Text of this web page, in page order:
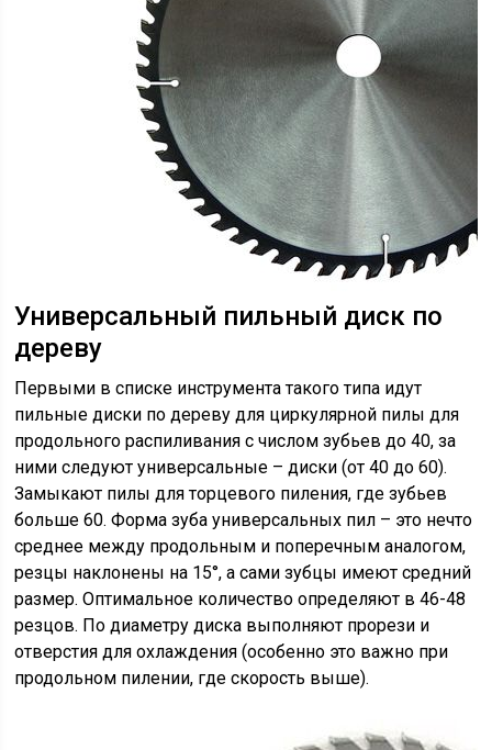
Универсальный пильный диск по
дереву
Первыми в списке инструмента такого типа идут
пильные диски по дереву для циркулярной пилы для
продольного распиливания с числом зубьев до 40, за
ними следуют универсальные – диски (от 40 до 60).
Замыкают пилы для торцевого пиления, где зубьев
больше 60. Форма зуба универсальных пил – это нечто
среднее между продольным и поперечным аналогом,
резцы наклонены на 15°, а сами зубцы имеют средний
размер. Оптимальное количество определяют в 46-48
резцов. По диаметру диска выполняют прорези и
отверстия для охлаждения (особенно это важно при
продольном пилении, где скорость выше).